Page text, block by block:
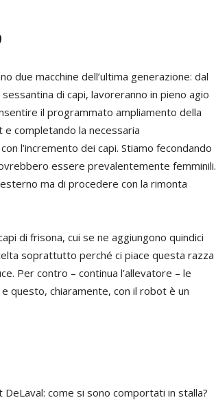
due macchine dell’ultima generazione: dal
di capi, lavoreranno in pieno agio
il programmato ampliamento della
completando la necessaria
l’incremento dei capi. Stiamo fecondando
essere prevalentemente femminili.
ma di procedere con la rimonta
di frisona, cui se ne aggiungono quindici
soprattutto perché ci piace questa razza
Per contro – continua l’allevatore – le
questo, chiaramente, con il robot è un
come si sono comportati in stalla?